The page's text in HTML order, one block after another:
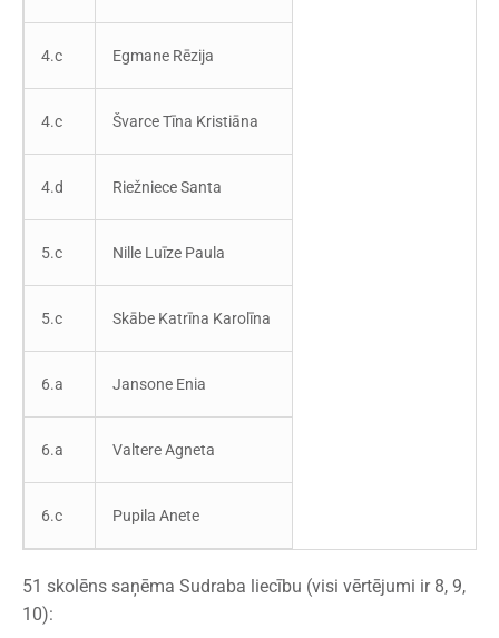
4.c Egmane Rēzija
4.c Švarce Tīna Kristiāna
4.d Riežniece Santa
5.c Nille Luīze Paula
5.c Skābe Katrīna Karolīna
6.a Jansone Enia
6.a Valtere Agneta
6.c Pupila Anete
51 skolēns saņēma Sudraba liecību (visi vērtējumi ir 8, 9,
10):